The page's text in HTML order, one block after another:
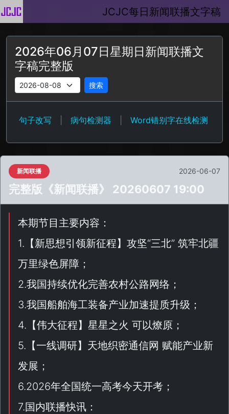
JCJC每日新闻联播文字稿
2026年06月07日星期日新闻联播文
字稿完整版
搜索
句子改写 病句检测器 Word错别字在线检测
新闻联播 2026-06-07
完整版《新闻联播》 20260607 19:00
本期节目主要内容：
1.【新思想引领新征程】攻坚“三北” 筑牢北疆
万里绿色屏障；
2.我国持续优化完善农村公路网络；
3.我国船舶海工装备产业加速提质升级；
4.【伟大征程】星星之火 可以燎原；
5.【一线调研】天地织密通信网 赋能产业新
发展；
6.2026年全国统一高考今天开考；
7.国内联播快讯：